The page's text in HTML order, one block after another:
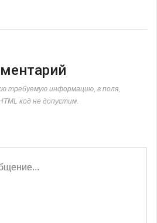
требуемую информацию, в поля,
код не допустим.